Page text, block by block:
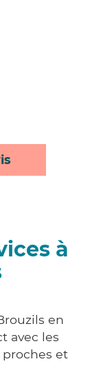
à
en
avec les
proches et